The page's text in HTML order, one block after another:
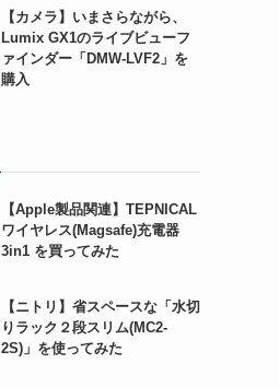
【カメラ】いまさらながら、
Lumix GX1のライブビューフ
ァインダー「DMW-LVF2」を
購入
【Apple製品関連】TEPNICAL
ワイヤレス(Magsafe)充電器
3in1 を買ってみた
【ニトリ】省スペースな「水切
りラック２段スリム(MC2-
2S)」を使ってみた